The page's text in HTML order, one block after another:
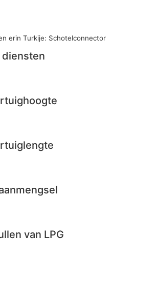
erin Turkije: Schotelconnector
diensten
van LPG